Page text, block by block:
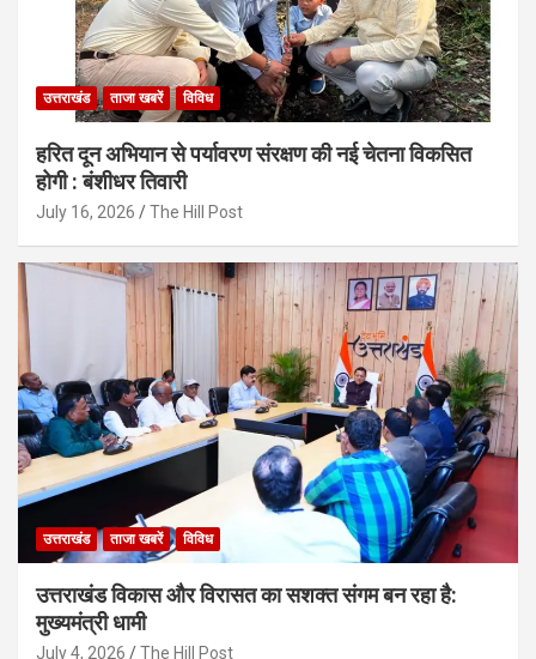
उत्तराखंड ताजा खबरें विविध
हरित दून अभियान से पर्यावरण संरक्षण की नई चेतना विकसित
होगी : बंशीधर तिवारी
July 16, 2026 The Hill Post
उत्तराखंड ताजा खबरें विविध
उत्तराखंड विकास और विरासत का सशक्त संगम बन रहा है:
मुख्यमंत्री धामी
July 4, 2026 The Hill Post